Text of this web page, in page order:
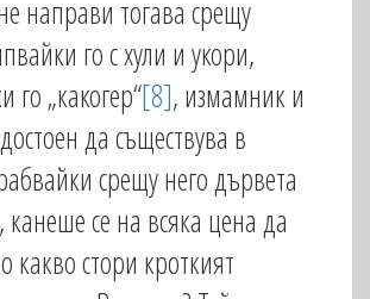
направи тогава срещу
го с хули и укори,
го „какогер“[8], измамник и
да съществува в
срещу него дървета
се на всяка цена да
какво стори кроткият